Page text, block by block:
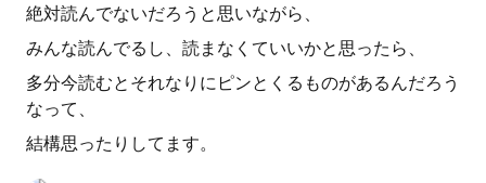
絶対読んでないだろうと思いながら、
みんな読んでるし、読まなくていいかと思ったら、
多分今読むとそれなりにピンとくるものがあるんだろう
なって、
結構思ったりしてます。